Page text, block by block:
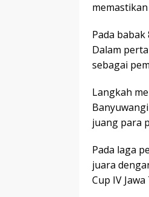
Pada
Dalam
sebagai
Langkah
juang para
Pada laga
juara
Cup IV